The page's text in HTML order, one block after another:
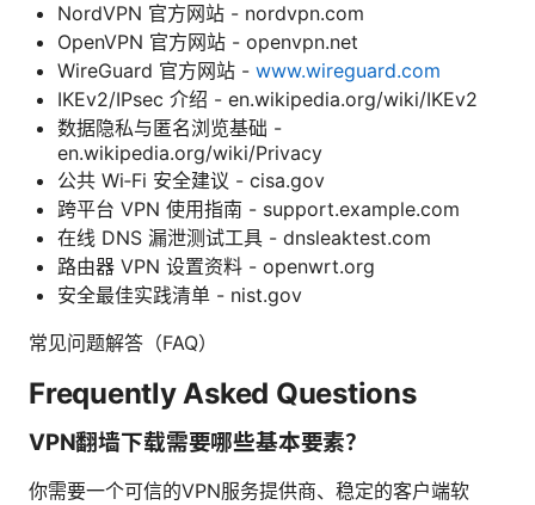
NordVPN 官方网站 - nordvpn.com
OpenVPN 官方网站 - openvpn.net
WireGuard 官方网站 - www.wireguard.com
IKEv2/IPsec 介绍 - en.wikipedia.org/wiki/IKEv2
数据隐私与匿名浏览基础 -
en.wikipedia.org/wiki/Privacy
公共 Wi‑Fi 安全建议 - cisa.gov
跨平台 VPN 使用指南 - support.example.com
在线 DNS 漏泄测试工具 - dnsleaktest.com
路由器 VPN 设置资料 - openwrt.org
安全最佳实践清单 - nist.gov
常见问题解答（FAQ）
Frequently Asked Questions
VPN翻墙下载需要哪些基本要素？
你需要一个可信的VPN服务提供商、稳定的客户端软